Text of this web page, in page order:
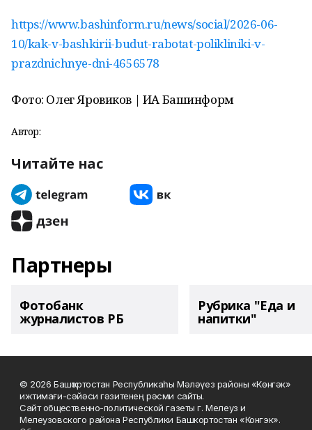
https://www.bashinform.ru/news/social/2026-06-
10/kak-v-bashkirii-budut-rabotat-polikliniki-v-
prazdnichnye-dni-4656578
Фото: Олег Яровиков | ИА Башинформ
Автор:
Читайте нас
Партнеры
Фотобанк
журналистов РБ
Рубрика "Еда и
напитки"
© 2026 Башҡортостан Республикаһы Мәләүез районы «Көнгәк»
ижтимағи-сәйәси гәзитенең рәсми сайты.
Сайт общественно-политической газеты г. Мелеуз и
Мелеузовского района Республики Башкортостан «Конгэк».